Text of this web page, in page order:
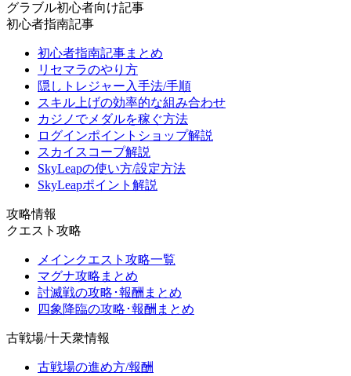
グラブル初心者向け記事
初心者指南記事
初心者指南記事まとめ
リセマラのやり方
隠しトレジャー入手法/手順
スキル上げの効率的な組み合わせ
カジノでメダルを稼ぐ方法
ログインポイントショップ解説
スカイスコープ解説
SkyLeapの使い方/設定方法
SkyLeapポイント解説
攻略情報
クエスト攻略
メインクエスト攻略一覧
マグナ攻略まとめ
討滅戦の攻略･報酬まとめ
四象降臨の攻略･報酬まとめ
古戦場/十天衆情報
古戦場の進め方/報酬